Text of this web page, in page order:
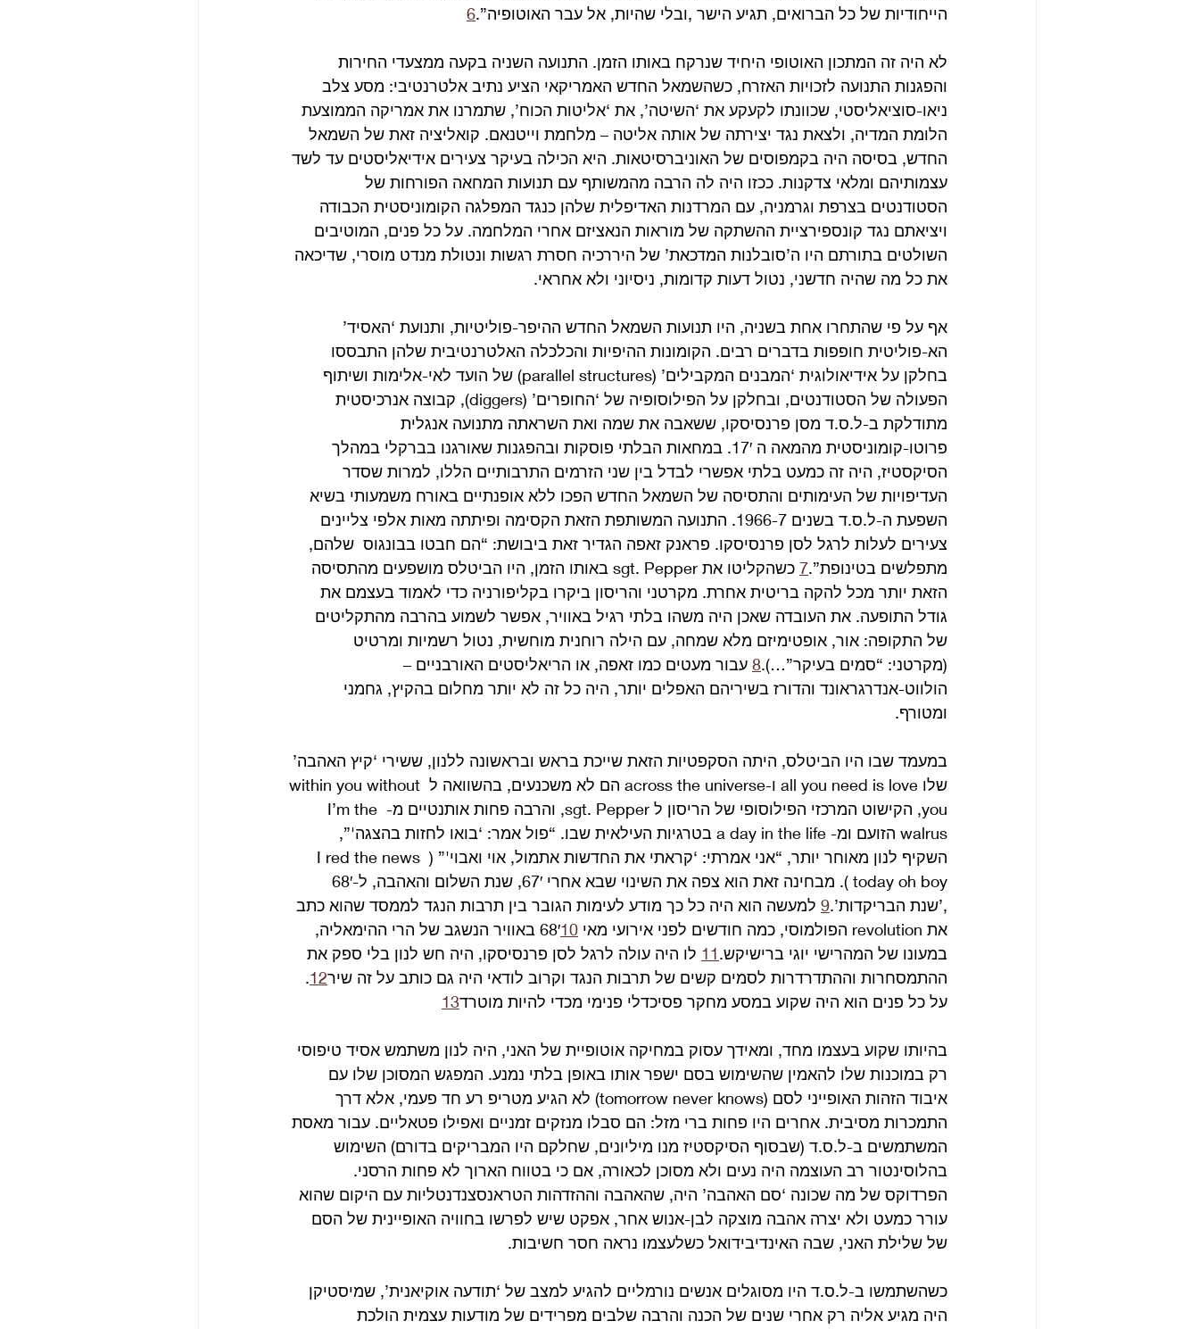
הייחודיות של כל הברואים, תגיע הישר ,ובלי שהיות, אל עבר האוטופיה”.6
לא היה זה המתכון האוטופי היחיד שנרקח באותו הזמן. התנועה השניה בקעה ממצעדי החירות
והפגנות התנועה לזכויות האזרח, כשהשמאל החדש האמריקאי הציע נתיב אלטרנטיבי: מסע צלב
ניאו-סוציאליסטי, שכוונתו לקעקע את ‘השיטה’, את ‘אליטות הכוח’, שתמרנו את אמריקה הממוצעת
הלומת המדיה, ולצאת נגד יצירתה של אותה אליטה – מלחמת וייטנאם. קואליציה זאת של השמאל
החדש, בסיסה היה בקמפוסים של האוניברסיטאות. היא הכילה בעיקר צעירים אידיאליסטים עד לשד
עצמותיהם ומלאי צדקנות. ככזו היה לה הרבה מהמשותף עם תנועות המחאה הפורחות של
הסטודנטים בצרפת וגרמניה, עם המרדנות האדיפלית שלהן כנגד המפלגה הקומוניסטית הכבודה
ויציאתם נגד קונספירציית ההשתקה של מוראות הנאציזם אחרי המלחמה. על כל פנים, המוטיבים
השולטים בתורתם היו ה’סובלנות המדכאת’ של היררכיה חסרת רגשות ונטולת מנדט מוסרי, שדיכאה
את כל מה שהיה חדשני, נטול דעות קדומות, ניסיוני ולא אחראי.
אף על פי שהתחרו אחת בשניה, היו תנועות השמאל החדש ההיפר-פוליטיות, ותנועת ‘האסיד’
הא-פוליטית חופפות בדברים רבים. הקומונות ההיפיות והכלכלה האלטרנטיבית שלהן התבססו
בחלקן על אידיאולוגית ‘המבנים המקבילים’ (parallel structures) של הועד לאי-אלימות ושיתוף
הפעולה של הסטודנטים, ובחלקן על הפילוסופיה של ‘החופרים’ (diggers), קבוצה אנרכיסטית
מתודלקת ב-ל.ס.ד מסן פרנסיסקו, ששאבה את שמה ואת השראתה מתנועה אנגלית
פרוטו-קומוניסטית מהמאה ה 17′. במחאות הבלתי פוסקות ובהפגנות שאורגנו בברקלי במהלך
הסיקסטיז, היה זה כמעט בלתי אפשרי לבדל בין שני הזרמים התרבותיים הללו, למרות שסדר
העדיפויות של העימותים והתסיסה של השמאל החדש הפכו ללא אופנתיים באורח משמעותי בשיא
השפעת ה-ל.ס.ד בשנים 1966-7. התנועה המשותפת הזאת הקסימה ופיתתה מאות אלפי צליינים
צעירים לעלות לרגל לסן פרנסיסקו. פראנק זאפה הגדיר זאת ביבושת: “הם חבטו בבונגוס  שלהם,
מתפלשים בטינופת”.7
כשהקליטו את sgt. Pepper באותו הזמן, היו הביטלס מושפעים מהתסיסה
הזאת יותר מכל להקה בריטית אחרת. מקרטני והריסון ביקרו בקליפורניה כדי לאמוד בעצמם את
גודל התופעה. את העובדה שאכן היה משהו בלתי רגיל באוויר, אפשר לשמוע בהרבה מהתקליטים
של התקופה: אור, אופטימיזם מלא שמחה, עם הילה רוחנית מוחשית, נטול רשמיות ומרטיט
(מקרטני: “סמים בעיקר”…).8 עבור מעטים כמו זאפה, או הריאליסטים האורבניים –
הולווט-אנדרגראונד והדורז בשיריהם האפלים יותר, היה כל זה לא יותר מחלום בהקיץ, גחמני
ומטורף.
במעמד שבו היו הביטלס, היתה הסקפטיות הזאת שייכת בראש ובראשונה ללנון, ששירי ‘קיץ האהבה’
שלו all you need is love ו-across the universe הם לא משכנעים, בהשוואה ל within you without
you, הקישוט המרכזי הפילוסופי של הריסון ל sgt. Pepper, והרבה פחות אותנטיים מ- I’m the
walrus הזועם ומ- a day in the life בטרגיות העילאית שבו. “פול אמר: ‘בואו לחזות בהצגה'”,
השקיף לנון מאוחר יותר, “אני אמרתי: ‘קראתי את החדשות אתמול, אוי ואבוי'” ( I red the news
,’שנת הבריקדות’.9 למעשה הוא היה כל כך מודע לעימות הגובר בין תרבות הנגד לממסד שהוא כתב
את revolution הפולמוסי, כמה חודשים לפני אירועי מאי 68′
10
באוויר הנשגב של הרי ההימאליה,
במעונו של המהרישי יוגי ברישיקש.11 לו היה עולה לרגל לסן פרנסיסקו, היה חש לנון בלי ספק את
ההתמסחרות וההתדרדרות לסמים קשים של תרבות הנגד וקרוב לודאי היה גם כותב על זה שיר12
.
על כל פנים הוא היה שקוע במסע מחקר פסיכדלי פנימי מכדי להיות מוטרד13
בהיותו שקוע בעצמו מחד, ומאידך עסוק במחיקה אוטופיית של האני, היה לנון משתמש אסיד טיפוסי
רק במוכנות שלו להאמין שהשימוש בסם ישפר אותו באופן בלתי נמנע. המפגש המסוכן שלו עם
איבוד הזהות האופייני לסם (tomorrow never knows) לא הגיע מטריפ רע חד פעמי, אלא דרך
התמכרות מסיבית. אחרים היו פחות ברי מזל: הם סבלו מנזקים זמניים ואפילו פטאליים. עבור מאסת
המשתמשים ב-ל.ס.ד (שבסוף הסיקסטיז מנו מיליונים, שחלקם היו המבריקים בדורם) השימוש
בהלוסינטור רב העוצמה היה נעים ולא מסוכן לכאורה, אם כי בטווח הארוך לא פחות הרסני.
הפרדוקס של מה שכונה ‘סם האהבה’ היה, שהאהבה וההזדהות הטראנסצנדנטליות עם היקום שהוא
עורר כמעט ולא יצרה אהבה מוצקה לבן-אנוש אחר, אפקט שיש לפרשו בחוויה האופיינית של הסם
של שלילת האני, שבה האינדיבידואל כשלעצמו נראה חסר חשיבות.
כשהשתמשו ב-ל.ס.ד היו מסוגלים אנשים נורמליים להגיע למצב של ‘תודעה אוקיאנית’, שמיסטיקן
היה מגיע אליה רק אחרי שנים של הכנה והרבה שלבים מפרידים של מודעות עצמית הולכת